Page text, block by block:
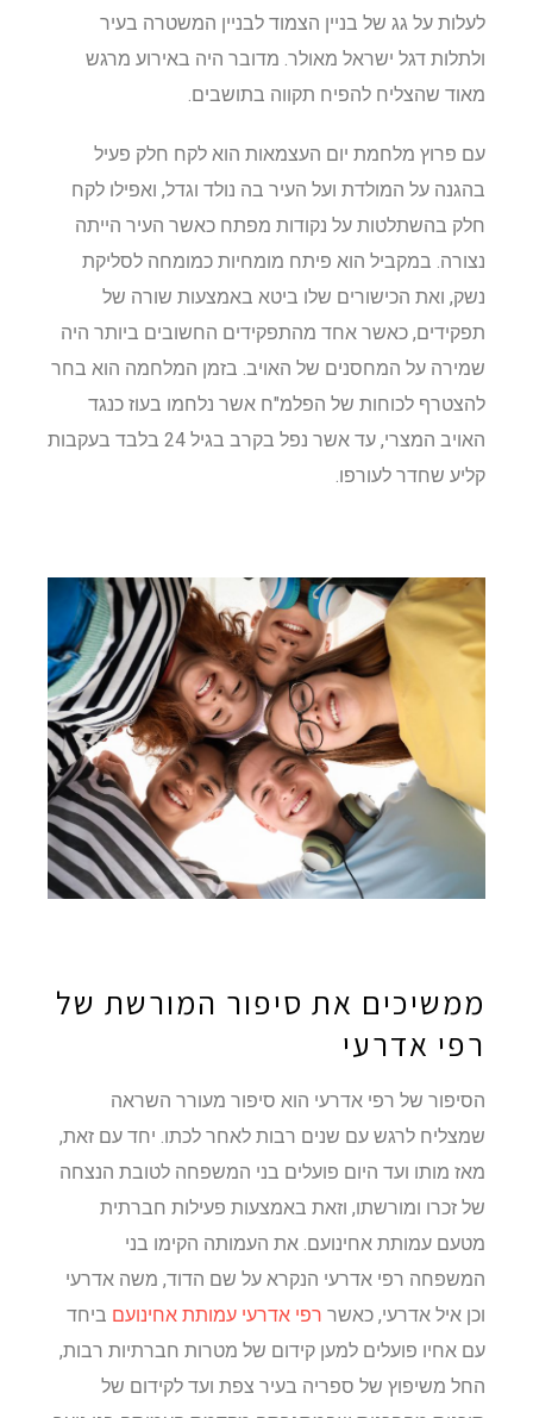
לעלות על גג של בניין הצמוד לבניין המשטרה בעיר
ולתלות דגל ישראל מאולר. מדובר היה באירוע מרגש
מאוד שהצליח להפיח תקווה בתושבים.
עם פרוץ מלחמת יום העצמאות הוא לקח חלק פעיל
בהגנה על המולדת ועל העיר בה נולד וגדל, ואפילו לקח
חלק בהשתלטות על נקודות מפתח כאשר העיר הייתה
נצורה. במקביל הוא פיתח מומחיות כמומחה לסליקת
נשק, ואת הכישורים שלו ביטא באמצעות שורה של
תפקידים, כאשר אחד מהתפקידים החשובים ביותר היה
שמירה על המחסנים של האויב. בזמן המלחמה הוא בחר
להצטרף לכוחות של הפלמ"ח אשר נלחמו בעוז כנגד
האויב המצרי, עד אשר נפל בקרב בגיל 24 בלבד בעקבות
קליע שחדר לעורפו.
ממשיכים את סיפור המורשת של
רפי אדרעי
הסיפור של רפי אדרעי הוא סיפור מעורר השראה
שמצליח לרגש עם שנים רבות לאחר לכתו. יחד עם זאת,
מאז מותו ועד היום פועלים בני המשפחה לטובת הנצחה
של זכרו ומורשתו, וזאת באמצעות פעילות חברתית
מטעם עמותת אחינועם. את העמותה הקימו בני
המשפחה רפי אדרעי הנקרא על שם הדוד, משה אדרעי
וכן איל אדרעי, כאשררפי אדרעי עמותת אחינועםביחד
עם אחיו פועלים למען קידום של מטרות חברתיות רבות,
החל משיפוץ של ספריה בעיר צפת ועד לקידום של